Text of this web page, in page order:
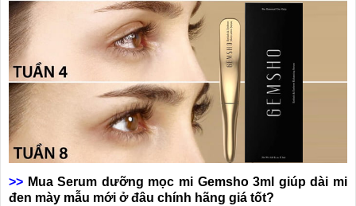
>> Mua Serum dưỡng mọc mi Gemsho 3ml giúp dài mi
đen mày mẫu mới ở đâu chính hãng giá tốt?